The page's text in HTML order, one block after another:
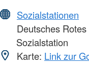
Sozialstationen
Deutsches
Sozialstation
Karte: Link zur